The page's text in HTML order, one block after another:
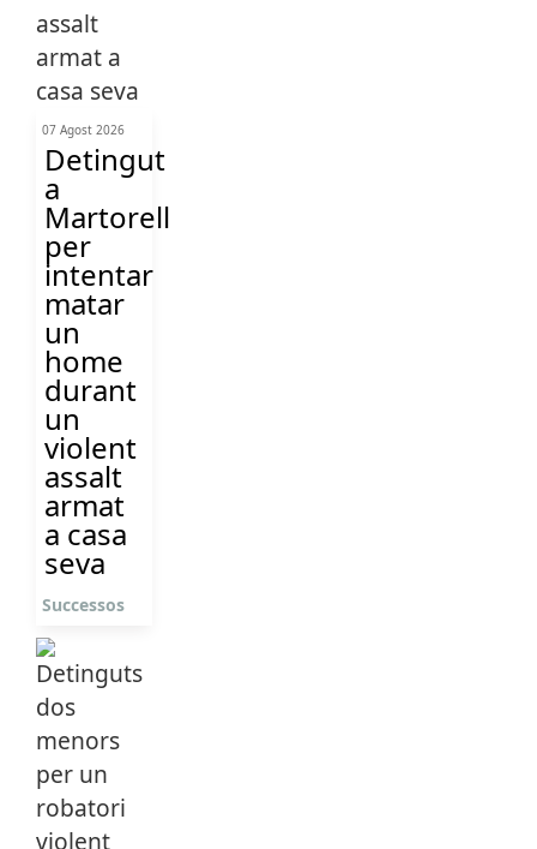
07 Agost 2026
Detingut
a
Martorell
per
intentar
matar
un
home
durant
un
violent
assalt
armat
a casa
seva
Successos